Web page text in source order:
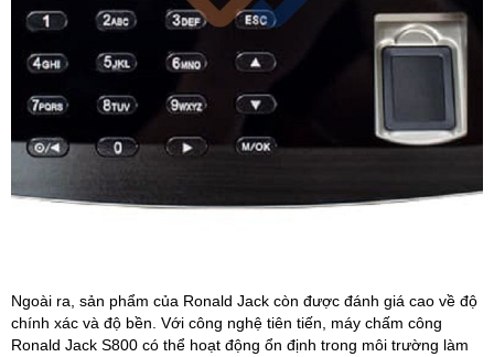
Ngoài ra, sản phẩm của Ronald Jack còn được đánh giá cao về độ
chính xác và độ bền. Với công nghệ tiên tiến, máy chấm công
Ronald Jack S800 có thể hoạt động ổn định trong môi trường làm